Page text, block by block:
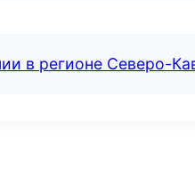
в регионе Северо-